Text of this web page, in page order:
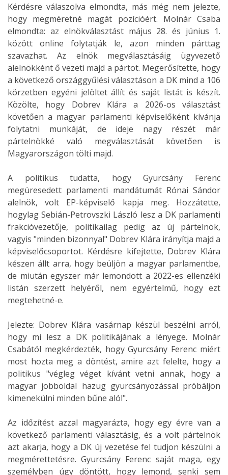
Kérdésre válaszolva elmondta, más még nem jelezte,
hogy megméretné magát pozícióért. Molnár Csaba
elmondta: az elnökválasztást május 28. és június 1.
között online folytatják le, azon minden párttag
szavazhat. Az elnök megválasztásáig ügyvezető
alelnökként ő vezeti majd a pártot. Megerősítette, hogy
a következő országgyűlési választáson a DK mind a 106
körzetben egyéni jelöltet állít és saját listát is készít.
Közölte, hogy Dobrev Klára a 2026-os választást
követően a magyar parlamenti képviselőként kívánja
folytatni munkáját, de ideje nagy részét már
pártelnökké való megválasztását követően is
Magyarországon tölti majd.
A politikus tudatta, hogy Gyurcsány Ferenc
megüresedett parlamenti mandátumát Rónai Sándor
alelnök, volt EP-képviselő kapja meg. Hozzátette,
hogylag Sebián-Petrovszki László lesz a DK parlamenti
frakcióvezetője, politikailag pedig az új pártelnök,
vagyis "minden bizonnyal" Dobrev Klára irányítja majd a
képviselőcsoportot. Kérdésre kifejtette, Dobrev Klára
készen állt arra, hogy beüljön a magyar parlamentbe,
de miután egyszer már lemondott a 2022-es ellenzéki
listán szerzett helyéről, nem egyértelmű, hogy ezt
megtehetné-e.
Jelezte: Dobrev Klára vasárnap készül beszélni arról,
hogy mi lesz a DK politikájának a lényege. Molnár
Csabától megkérdezték, hogy Gyurcsány Ferenc miért
most hozta meg a döntést, amire azt felelte, hogy a
politikus "végleg véget kívánt vetni annak, hogy a
magyar jobboldal hazug gyurcsányozással próbáljon
kimenekülni minden bűne alól".
Az időzítést azzal magyarázta, hogy egy évre van a
következő parlamenti választásig, és a volt pártelnök
azt akarja, hogy a DK új vezetése fel tudjon készülni a
megmérettetésre. Gyurcsány Ferenc saját maga, egy
személyben úgy döntött, hogy lemond, senki sem